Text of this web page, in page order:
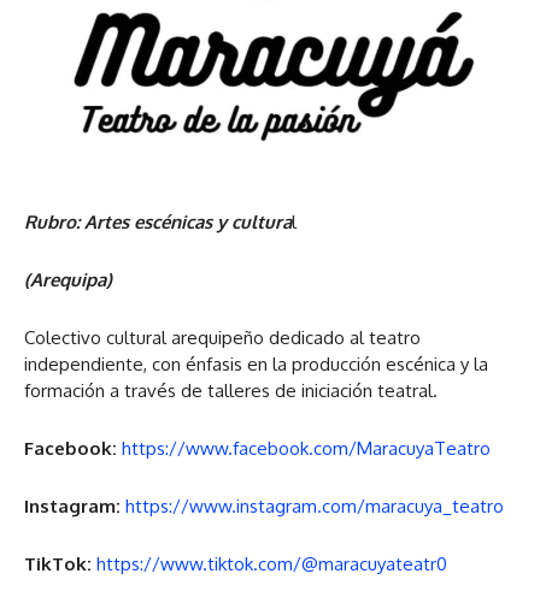
Rubro: Artes escénicas y cultural
(Arequipa)
Colectivo cultural arequipeño dedicado al teatro
independiente, con énfasis en la producción escénica y la
formación a través de talleres de iniciación teatral.
Facebook: https://www.facebook.com/MaracuyaTeatro
Instagram: https://www.instagram.com/maracuya_teatro
TikTok: https://www.tiktok.com/@maracuyateatr0